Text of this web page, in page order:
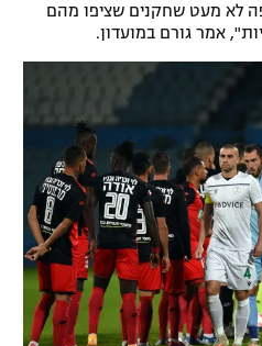
לא מעט שחקנים שציפו מהם
אמר גורם במועדון.